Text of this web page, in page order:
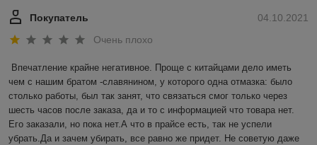
04.10.2021
Покупатель
Очень плохо
Впечатление крайне негативное. Проще с китайцами дело иметь
чем с нашим братом -славянином, у которого одна отмазка: было
столько работы, был так занят, что связаться смог только через
шесть часов после заказа, да и то с информацией что товара нет.
Его заказали, но пока нет.А что в прайсе есть, так не успели
убрать.Да и зачем убирать, все равно же придет. Не советую даже